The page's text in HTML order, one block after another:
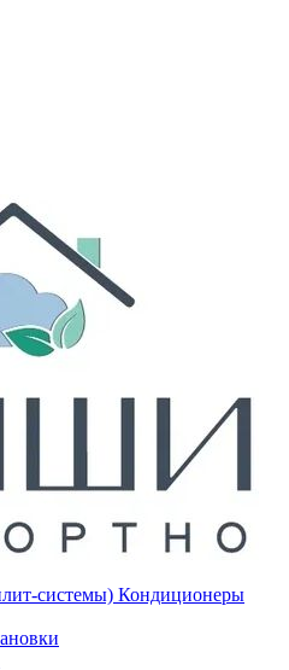
Кондиционеры